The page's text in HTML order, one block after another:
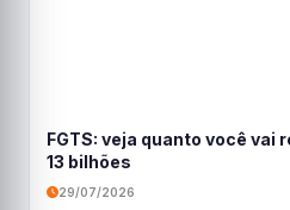
FGTS: veja quanto você vai
13 bilhões
29/07/2026